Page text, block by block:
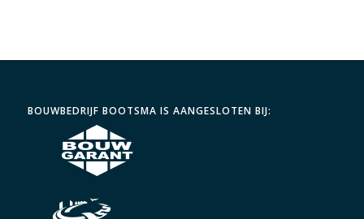
BOUWBEDRIJF BOOTSMA IS AANGESLOTEN BIJ: